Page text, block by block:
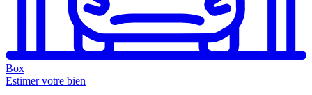
Box
Estimer votre bien